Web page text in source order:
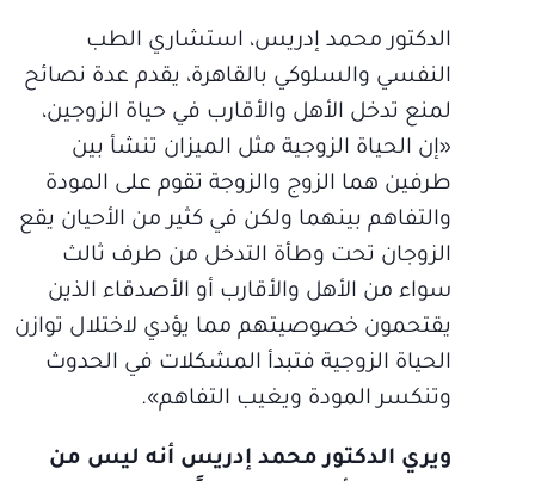
الدكتور محمد إدريس، استشاري الطب
النفسي والسلوكي بالقاهرة، يقدم عدة نصائح
لمنع تدخل الأهل والأقارب في حياة الزوجين،
«إن الحياة الزوجية مثل الميزان تنشأ بين
طرفين هما الزوج والزوجة تقوم على المودة
والتفاهم بينهما ولكن في كثير من الأحيان يقع
الزوجان تحت وطأة التدخل من طرف ثالث
سواء من الأهل والأقارب أو الأصدقاء الذين
يقتحمون خصوصيتهم مما يؤدي لاختلال توازن
الحياة الزوجية فتبدأ المشكلات في الحدوث
وتنكسر المودة ويغيب التفاهم».
ويري الدكتور محمد إدريس أنه ليس من